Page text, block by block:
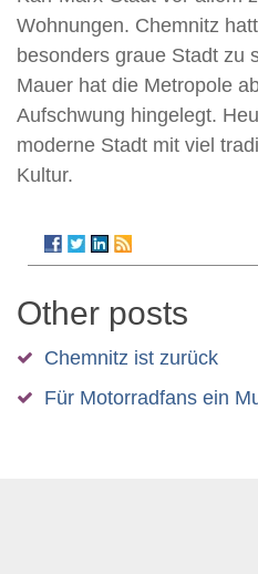
Wohnungen. Chemnitz
besonders graue Stadt zu
Mauer hat die Metropole
Aufschwung hingelegt.
moderne Stadt mit viel
Kultur.
Other posts
Chemnitz ist zurück
Für Motorradfans ein